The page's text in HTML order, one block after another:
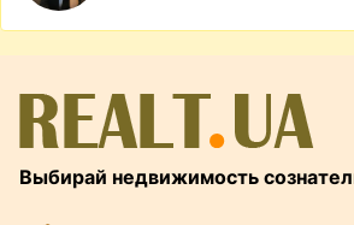
Выбирай недвижимость